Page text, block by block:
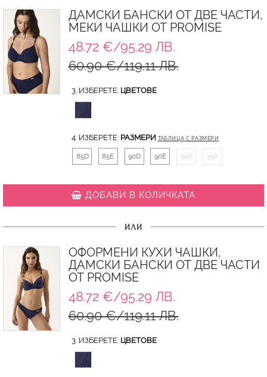
ДАМСКИ БАНСКИ ОТ ДВЕ ЧАСТИ,
МЕКИ ЧАШКИ ОТ PROMISE
48.72 €/95.29 ЛВ.
60.90 €/119.11 ЛВ.
3. ИЗБЕРЕТЕ: ЦВЕТОВЕ
4. ИЗБЕРЕТЕ: РАЗМЕРИ ТАБЛИЦА С РАЗМЕРИ
85D 85E 90D 90E 95D 95E
ДОБАВИ В КОЛИЧКАТА
ИЛИ
ОФОРМЕНИ КУХИ ЧАШКИ,
ДАМСКИ БАНСКИ ОТ ДВЕ ЧАСТИ
ОТ PROMISE
48.72 €/95.29 ЛВ.
60.90 €/119.11 ЛВ.
3. ИЗБЕРЕТЕ: ЦВЕТОВЕ